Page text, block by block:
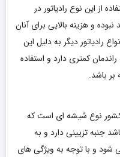
از این نوع رادیاتور در
و هزینه بالایی برای آنان
رادیاتور دیگر به دلیل این
کمتری دارد و استفاده
بر باشد.
کشور نوع شیشه ای است که
جنبه تزیینی دارد و به
شود و با توجه به ویژگی های